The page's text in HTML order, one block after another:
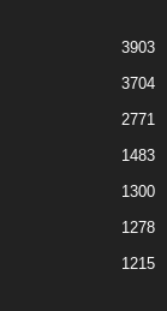
3903
3704
2771
1483
1300
1278
1215